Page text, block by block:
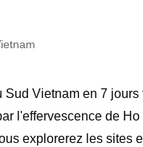
Sud Vietnam en 7 jours
l'effervescence de
explorerez les sites